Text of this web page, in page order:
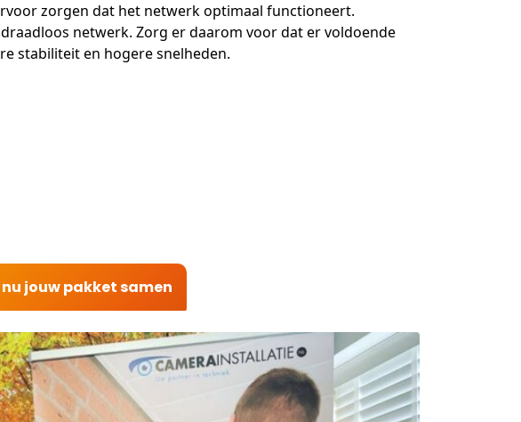
zorgen dat het netwerk optimaal functioneert.
netwerk. Zorg er daarom voor dat er voldoende
stabiliteit en hogere snelheden.
nu jouw pakket samen